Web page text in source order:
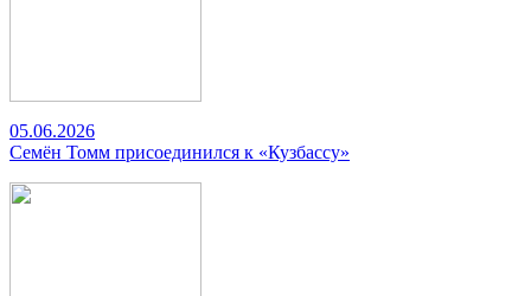
05.06.2026
Семён Томм присоединился к «Кузбассу»